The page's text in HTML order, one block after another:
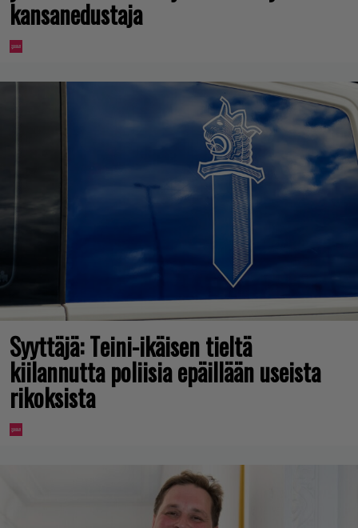
kansanedustaja
Syyttäjä: Teini-ikäisen tieltä
kiilannutta poliisia epäillään useista
rikoksista